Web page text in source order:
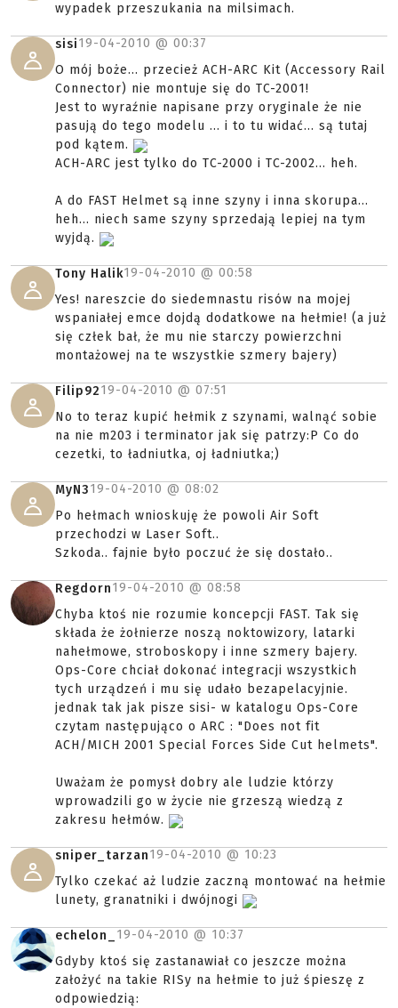
wypadek przeszukania na milsimach.
sisi19-04-2010 @ 00:37
O mój boże... przecież ACH-ARC Kit (Accessory Rail
Connector) nie montuje się do TC-2001!
Jest to wyraźnie napisane przy oryginale że nie
pasują do tego modelu ... i to tu widać... są tutaj
pod kątem.
ACH-ARC jest tylko do TC-2000 i TC-2002... heh.
A do FAST Helmet są inne szyny i inna skorupa...
heh... niech same szyny sprzedają lepiej na tym
wyjdą.
Tony Halik19-04-2010 @ 00:58
Yes! nareszcie do siedemnastu risów na mojej
wspaniałej emce dojdą dodatkowe na hełmie! (a już
się człek bał, że mu nie starczy powierzchni
montażowej na te wszystkie szmery bajery)
Filip9219-04-2010 @ 07:51
No to teraz kupić hełmik z szynami, walnąć sobie
na nie m203 i terminator jak się patrzy:P Co do
cezetki, to ładniutka, oj ładniutka;)
MyN319-04-2010 @ 08:02
Po hełmach wnioskuję że powoli Air Soft
przechodzi w Laser Soft..
Szkoda.. fajnie było poczuć że się dostało..
Regdorn19-04-2010 @ 08:58
Chyba ktoś nie rozumie koncepcji FAST. Tak się
składa że żołnierze noszą noktowizory, latarki
nahełmowe, stroboskopy i inne szmery bajery.
Ops-Core chciał dokonać integracji wszystkich
tych urządzeń i mu się udało bezapelacyjnie.
jednak tak jak pisze sisi- w katalogu Ops-Core
czytam następująco o ARC : "Does not fit
ACH/MICH 2001 Special Forces Side Cut helmets".
Uważam że pomysł dobry ale ludzie którzy
wprowadzili go w życie nie grzeszą wiedzą z
zakresu hełmów.
sniper_tarzan19-04-2010 @ 10:23
Tylko czekać aż ludzie zaczną montować na hełmie
lunety, granatniki i dwójnogi
echelon_ 19-04-2010 @ 10:37
Gdyby ktoś się zastanawiał co jeszcze można
założyć na takie RISy na hełmie to już śpieszę z
odpowiedzią: